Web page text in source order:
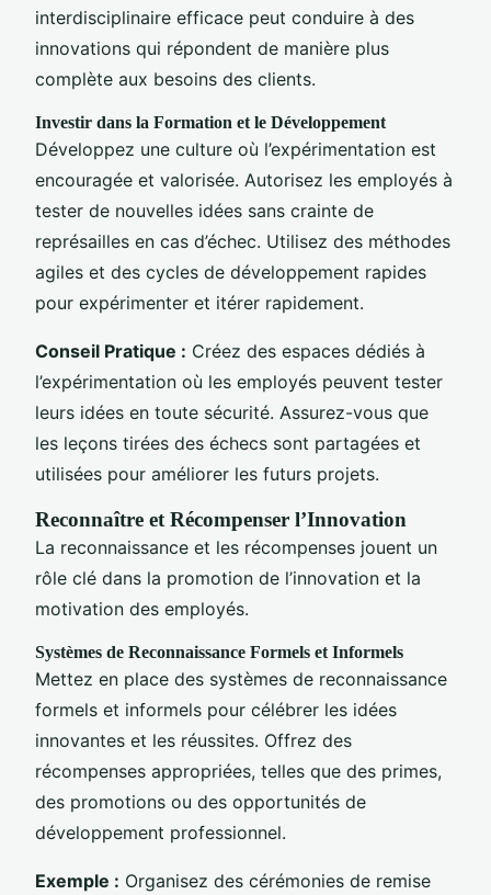
interdisciplinaire efficace peut conduire à des
innovations qui répondent de manière plus
complète aux besoins des clients.
Investir dans la Formation et le Développement
Développez une culture où l’expérimentation est
encouragée et valorisée. Autorisez les employés à
tester de nouvelles idées sans crainte de
représailles en cas d’échec. Utilisez des méthodes
agiles et des cycles de développement rapides
pour expérimenter et itérer rapidement.
Conseil Pratique : Créez des espaces dédiés à
l’expérimentation où les employés peuvent tester
leurs idées en toute sécurité. Assurez-vous que
les leçons tirées des échecs sont partagées et
utilisées pour améliorer les futurs projets.
Reconnaître et Récompenser l’Innovation
La reconnaissance et les récompenses jouent un
rôle clé dans la promotion de l’innovation et la
motivation des employés.
Systèmes de Reconnaissance Formels et Informels
Mettez en place des systèmes de reconnaissance
formels et informels pour célébrer les idées
innovantes et les réussites. Offrez des
récompenses appropriées, telles que des primes,
des promotions ou des opportunités de
développement professionnel.
Exemple : Organisez des cérémonies de remise